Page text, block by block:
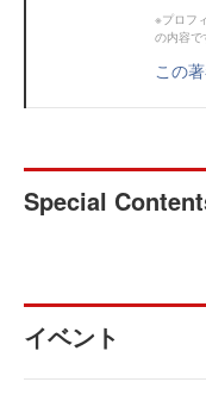
※プロフ
の内容で
この
Special
イベント